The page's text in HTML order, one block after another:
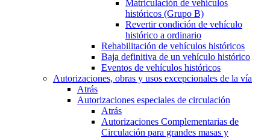
Matriculación de vehículos
históricos (Grupo B)
Revertir condición de vehículo
histórico a ordinario
Rehabilitación de vehículos históricos
Baja definitiva de un vehículo histórico
Eventos de vehículos históricos
Autorizaciones, obras y usos excepcionales de la vía
Atrás
Autorizaciones especiales de circulación
Atrás
Autorizaciones Complementarias de
Circulación para grandes masas y